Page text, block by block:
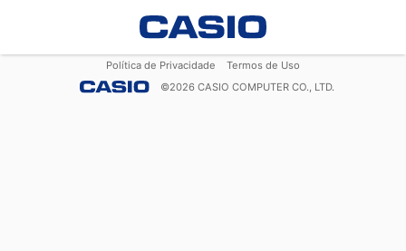
Política de Privacidade
Termos de Uso
©2026 CASIO COMPUTER CO., LTD.